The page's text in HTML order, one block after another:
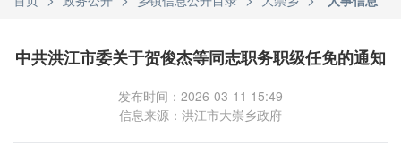
中共洪江市委关于贺俊杰等同志职务职级任免的通知
发布时间：2026-03-11 15:49
信息来源：洪江市大崇乡政府